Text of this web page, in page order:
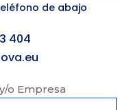
de abajo
404
o Empresa